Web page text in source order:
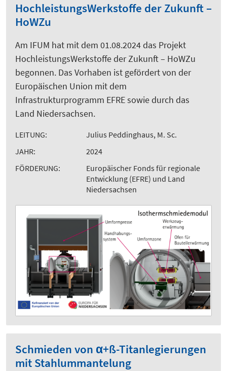
HochleistungsWerkstoffe der Zukunft –
HoWZu
Am IFUM hat mit dem 01.08.2024 das Projekt
HochleistungsWerkstoffe der Zukunft – HoWZu
begonnen. Das Vorhaben ist gefördert von der
Europäischen Union mit dem
Infrastrukturprogramm EFRE sowie durch das
Land Niedersachsen.
LEITUNG:
Julius Peddinghaus, M. Sc.
JAHR:
2024
FÖRDERUNG:
Europäischer Fonds für regionale
Entwicklung (EFRE) und Land
Niedersachsen
Schmieden von α+ß-Titanlegierungen
mit Stahlummantelung